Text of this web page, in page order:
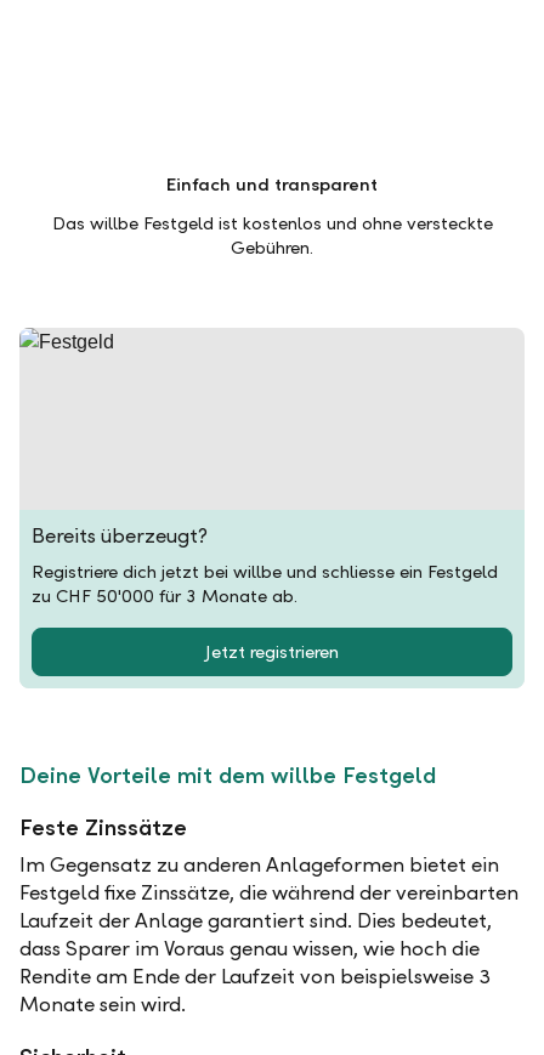
Einfach und transparent
Das willbe Festgeld ist kostenlos und ohne versteckte
Gebühren.
Bereits überzeugt?
Registriere dich jetzt bei willbe und schliesse ein Festgeld
zu CHF 50'000 für 3 Monate ab.
Jetzt registrieren
Deine Vorteile mit dem willbe Festgeld
Feste Zinssätze
Im Gegensatz zu anderen Anlageformen bietet ein
Festgeld fixe Zinssätze, die während der vereinbarten
Laufzeit der Anlage garantiert sind. Dies bedeutet,
dass Sparer im Voraus genau wissen, wie hoch die
Rendite am Ende der Laufzeit von beispielsweise 3
Monate sein wird.